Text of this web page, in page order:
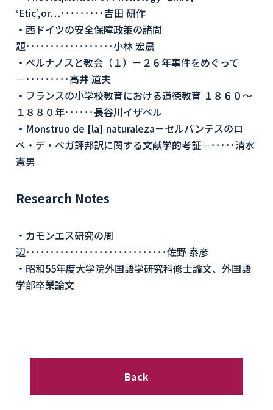
‘Etic’,or…･････････吉田 研作
・西ドイツの安全保障政策の諸問
題･･････････････････小林 宏晨
・ベルナノスと教会（１）－２６年事件をめぐって
－･････････高井 道夫
・フランスの小学校教育における道徳教育 １８６０～
１８８０年･･････長谷川イザベル
・Monstruo de [la] naturaleza－セルバンテスのロ
ペ・デ・ベガ評邦訳に関する文献学的考証－･････清水
憲男
Research Notes
・カモンエス研究の周
辺･････････････････････････････佐野 泰彦
・昭和55年度大学院外国語学研究科修士論文、外国語
学部卒業論文
Back